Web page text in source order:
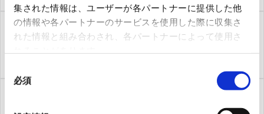
集された情報は、ユーザーが各パートナーに提供した他
の情報や各パートナーのサービスを使用した際に収集さ
れた情報と組み合わされ、各パートナーによって使用さ
必須
クボタ空調株式会社
kubota-airconditioner co.,ltd